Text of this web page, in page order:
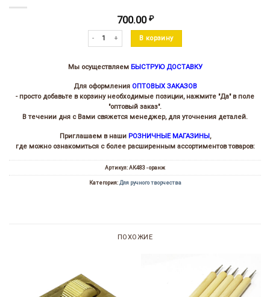
700.00 ₽
Количество товара Нож дисковый D45
В корзину
Мы осуществляем БЫСТРУЮ ДОСТАВКУ
Для оформления ОПТОВЫХ ЗАКАЗОВ
- просто добавьте в корзину необходимые позиции, нажмите "Да" в поле
"оптовый заказ".
В течении дня с Вами свяжется менеджер, для уточнения деталей.
Приглашаем в наши РОЗНИЧНЫЕ МАГАЗИНЫ,
где можно ознакомиться с более расширенным ассортиментов товаров:
Артикул: АК483 - оранж
Категория: Для ручного творчества
ПОХОЖИЕ